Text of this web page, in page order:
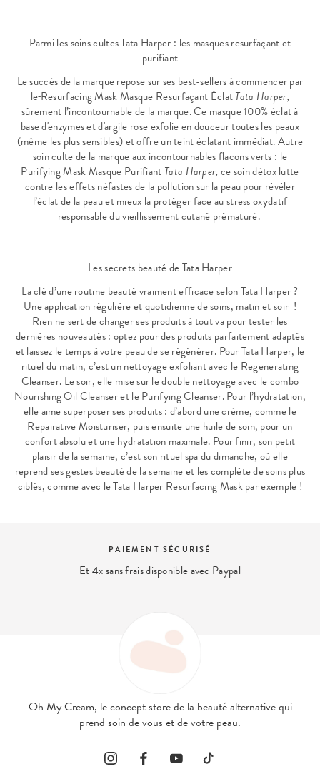
Parmi les soins cultes Tata Harper : les masques resurfaçant et
purifiant
Le succès de la marque repose sur ses best-sellers à commencer par
leResurfacing Mask Masque Resurfaçant ÉclatTata Harper,
sûrement l’incontournable de la marque. Ce masque 100% éclat à
base d'enzymes et d'argile rose exfolie en douceur toutes les peaux
(même les plus sensibles) et offre un teint éclatant immédiat. Autre
soin culte de la marque aux incontournables flacons verts : le
Purifying Mask Masque Purifiant Tata Harper, ce soin détox lutte
contre les effets néfastes de la pollution sur la peau pour révéler
l’éclat de la peau et mieux la protéger face au stress oxydatif
responsable du vieillissement cutané prématuré.
Les secrets beauté de Tata Harper
La clé d’une routine beauté vraiment efficace selon Tata Harper ?
Une application régulière et quotidienne de soins, matin et soir !
Rien ne sert de changer ses produits à tout va pour tester les
dernières nouveautés : optez pour des produits parfaitement adaptés
et laissez le temps à votre peau de se régénérer. Pour Tata Harper, le
rituel du matin, c’est un nettoyage exfoliant avec le Regenerating
Cleanser. Le soir, elle mise sur le double nettoyage avec le combo
Nourishing Oil Cleanser et lePurifying Cleanser. Pour l’hydratation,
elle aime superposer ses produits : d’abord une crème, comme le
Repairative Moisturiser, puis ensuite une huile de soin, pour un
confort absolu et une hydratation maximale. Pour finir, son petit
plaisir de la semaine, c’est son rituel spa du dimanche, où elle
reprend ses gestes beauté de la semaine et les complète de soins plus
ciblés, comme avec le Tata Harper Resurfacing Mask par exemple !
Nous répondons à vos
Oh My Cream, le concept store de la beauté alternative qui
prend soin de vous et de votre peau.